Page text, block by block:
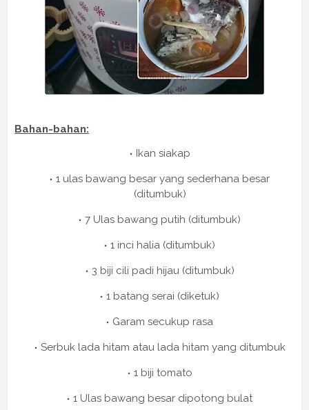
Bahan-bahan:
Ikan siakap
1 ulas bawang besar yang sederhana besar
(ditumbuk)
7 Ulas bawang putih (ditumbuk)
1 inci halia (ditumbuk)
3 biji cili padi hijau (ditumbuk)
1 batang serai (diketuk)
Garam secukup rasa
Serbuk lada hitam atau lada hitam yang ditumbuk
1 biji tomato
1 Ulas bawang besar dipotong bulat